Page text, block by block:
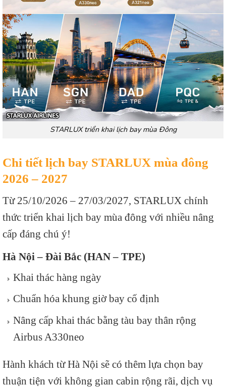
STARLUX triển khai lịch bay mùa Đông
Chi tiết lịch bay STARLUX mùa đông
2026 – 2027
Từ 25/10/2026 – 27/03/2027, STARLUX chính
thức triển khai lịch bay mùa đông với nhiều nâng
cấp đáng chú ý!
Hà Nội – Đài Bắc (HAN – TPE)
Khai thác hàng ngày
Chuẩn hóa khung giờ bay cố định
Nâng cấp khai thác bằng tàu bay thân rộng
Airbus A330neo
Hành khách từ Hà Nội sẽ có thêm lựa chọn bay
thuận tiện với không gian cabin rộng rãi, dịch vụ